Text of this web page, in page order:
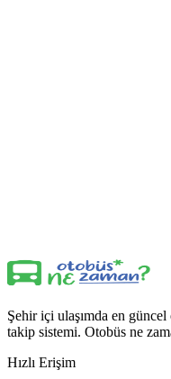
Şehir içi ulaşımda en
takip sistemi. Otobüs ne
Hızlı Erişim